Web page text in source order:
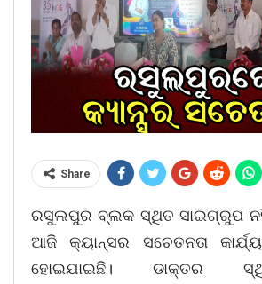
Share
ରସୁଲପୁର ବ୍ଲକ ସ୍ଥିତ ସାଇଗ୍ରୁପ
ଆଜି କ୍ୟାନ୍ସର ସଚେତନତା
ହୋଇଯାଇଛି। ଡାକ୍ତର